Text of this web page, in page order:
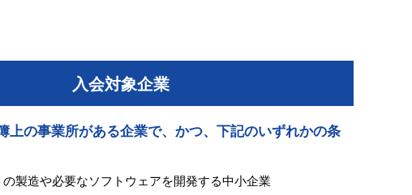
入会対象企業
上の事業所がある企業で、かつ、下記のいずれかの条
製造や必要なソフトウェアを開発する中小企業